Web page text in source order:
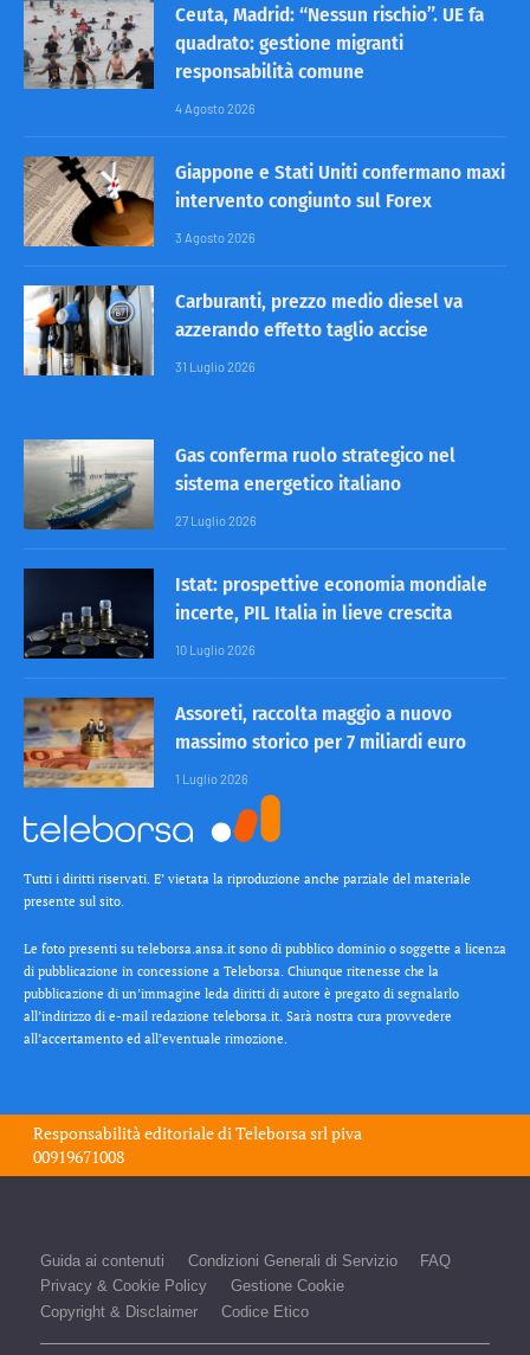
Ceuta, Madrid: “Nessun rischio”. UE fa
quadrato: gestione migranti
responsabilità comune
4 Agosto 2026
Giappone e Stati Uniti confermano maxi
intervento congiunto sul Forex
3 Agosto 2026
Carburanti, prezzo medio diesel va
azzerando effetto taglio accise
31 Luglio 2026
Gas conferma ruolo strategico nel
sistema energetico italiano
27 Luglio 2026
Istat: prospettive economia mondiale
incerte, PIL Italia in lieve crescita
10 Luglio 2026
Assoreti, raccolta maggio a nuovo
massimo storico per 7 miliardi euro
1 Luglio 2026
Tutti i diritti riservati. E’ vietata la riproduzione anche parziale del materiale
presente sul sito.
Le foto presenti su teleborsa.ansa.it sono di pubblico dominio o soggette a licenza
di pubblicazione in concessione a Teleborsa. Chiunque ritenesse che la
pubblicazione di un’immagine leda diritti di autore è pregato di segnalarlo
all’indirizzo di e-mail redazione teleborsa.it. Sarà nostra cura provvedere
all’accertamento ed all’eventuale rimozione.
Responsabilità editoriale diTeleborsa srl piva
00919671008
Guida ai contenuti Condizioni Generali di Servizio
FAQ
Privacy & Cookie Policy
Gestione Cookie
Copyright & Disclaimer
Codice Etico